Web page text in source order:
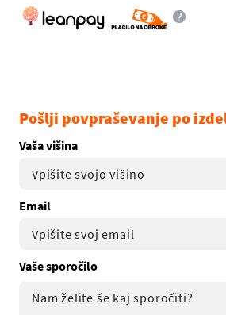
Pošlji povpraševanje po
Vaša višina
Email
Vaše sporočilo